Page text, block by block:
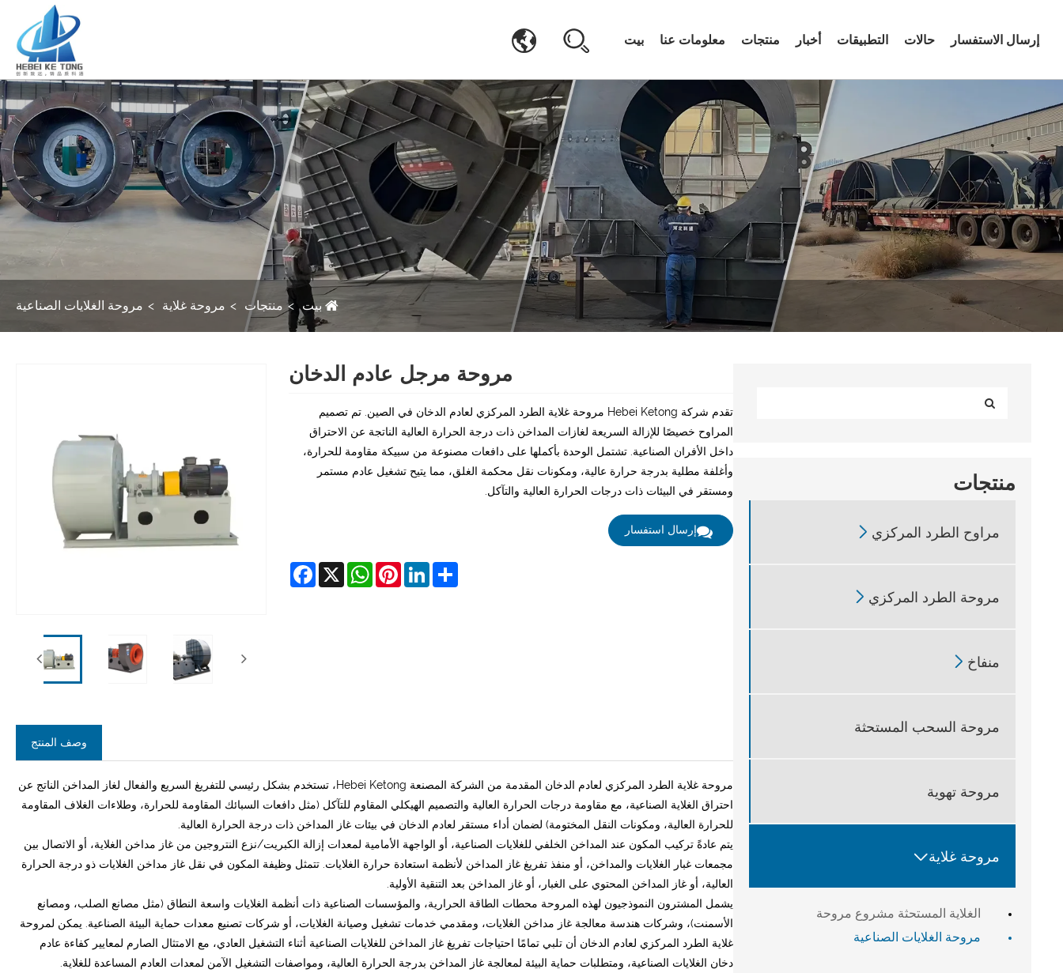
بيت معلومات عنا منتجات أخبار التطبيقات حالات إرسال الاستفسار
بيت منتجات مروحة غلاية مروحة الغلايات الصناعية
منتجات
مراوح الطرد المركزي 
مروحة الطرد المركزي 
منفاخ 
مروحة السحب المستحثة
مروحة تهوية
مروحة غلاية
الغلاية المستحثة مشروع مروحة
مروحة الغلايات الصناعية
مروحة مرجل عادم الدخان
تقدم شركة Hebei Ketong مروحة غلاية الطرد المركزي لعادم الدخان في الصين. تم تصميم
المراوح خصيصًا للإزالة السريعة لغازات المداخن ذات درجة الحرارة العالية الناتجة عن الاحتراق
داخل الأفران الصناعية. تشتمل الوحدة بأكملها على دافعات مصنوعة من سبيكة مقاومة للحرارة،
وأغلفة مطلية بدرجة حرارة عالية، ومكونات نقل محكمة الغلق، مما يتيح تشغيل عادم مستمر
ومستقر في البيئات ذات درجات الحرارة العالية والتآكل.
إرسال استفسار
Facebook X
WhatsAppPinterestLinkedInShare
وصف المنتج
مروحة غلاية الطرد المركزي لعادم الدخان المقدمة من الشركة المصنعة Hebei Ketong، تستخدم بشكل رئيسي للتفريغ السريع والفعال لغاز المداخن الناتج عن
احتراق الغلاية الصناعية، مع مقاومة درجات الحرارة العالية والتصميم الهيكلي المقاوم للتآكل (مثل دافعات السبائك المقاومة للحرارة، وطلاءات الغلاف المقاومة
للحرارة العالية، ومكونات النقل المختومة) لضمان أداء مستقر لعادم الدخان في بيئات غاز المداخن ذات درجة الحرارة العالية.
يتم عادةً تركيب المكون عند المداخن الخلفي للغلايات الصناعية، أو الواجهة الأمامية لمعدات إزالة الكبريت/نزع النتروجين من غاز مداخن الغلاية، أو الاتصال بين
مجمعات غبار الغلايات والمداخن، أو منفذ تفريغ غاز المداخن لأنظمة استعادة حرارة الغلايات. تتمثل وظيفة المكون في نقل غاز مداخن الغلايات ذو درجة الحرارة
العالية، أو غاز المداخن المحتوي على الغبار، أو غاز المداخن بعد التنقية الأولية.
يشمل المشترون النموذجيون لهذه المروحة محطات الطاقة الحرارية، والمؤسسات الصناعية ذات أنظمة الغلايات واسعة النطاق (مثل مصانع الصلب، ومصانع
الأسمنت)، وشركات هندسة معالجة غاز مداخن الغلايات، ومقدمي خدمات تشغيل وصيانة الغلايات، أو شركات تصنيع معدات حماية البيئة الصناعية. يمكن لمروحة
غلاية الطرد المركزي لعادم الدخان أن تلبي تمامًا احتياجات تفريغ غاز المداخن للغلايات الصناعية أثناء التشغيل العادي، مع الامتثال الصارم لمعايير كفاءة عادم
دخان الغلايات الصناعية، ومتطلبات حماية البيئة لمعالجة غاز المداخن بدرجة الحرارة العالية، ومواصفات التشغيل الآمن لمعدات العادم المساعدة للغلاية.